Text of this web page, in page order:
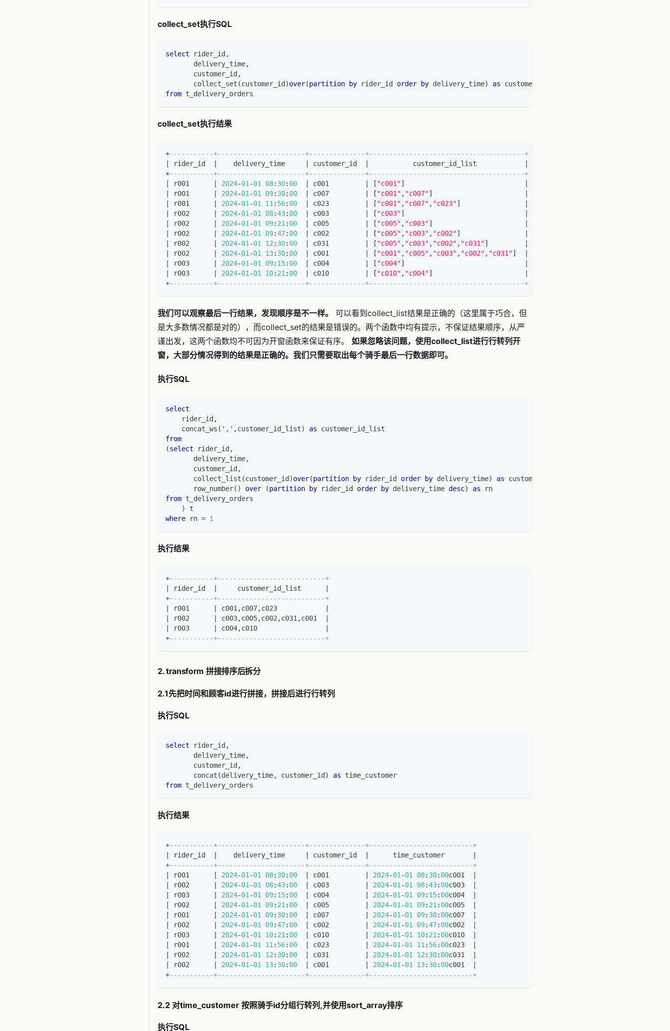
collect_set执行SQL
select rider_id ,
       delivery_time
,
       customer_id
,
       collect_set
(customer_id )over(partition by rider_id order by delivery_time) as customer_id_list
from t_delivery_orders
collect_set执行结果
+-----------+----------------------+--------------+---------------------------------------+
rider_id
    delivery_time
customer_id
           customer_id_list
+-----------+----------------------+--------------+---------------------------------------+
r001 2024-01 -01 08: 30: 00 c001 [ "c001"]
r001 2024-01 -01 09: 30: 00 c007 [ "c001" , "c007"]
r001 2024-01 -01 11 : 56: 00 c023 [ "c001" , "c007" , "c023"]
r002 2024-01 -01 08:43: 00 c003 [ "c003"]
r002 2024-01 -01 09: 21 : 00 c005 [ "c005" , "c003"]
r002 2024-01 -01 09:47: 00 c002 [ "c005" , "c003" , "c002"]
r002 2024-01 -01 12 : 30: 00 c031 [ "c005" , "c003" , "c002" , "c031"]
r002 2024-01 -01 13: 30: 00 c001 [ "c001" , "c005" , "c003" , "c002" , "c031"]
r003 2024-01 -01 09: 15: 00 c004 [ "c004"]
r003 2024-01 -01 10: 21 : 00 c010 [ "c010" , "c004"]
+-----------+----------------------+--------------+---------------------------------------+
我们可以观察最后一行结果，发现顺序是不一样。
可以看到collect_list结果是正确的（这里属于巧合，但
是大多数情况都是对的），而collect_set的结果是错误的。两个函数中均有提示，不保证结果顺序，从严
谨出发，这两个函数均不可因为开窗函数来保证有序。 如果忽略该问题，使用collect_list进行行转列开
窗，大部分情况得到的结果是正确的。我们只需要取出每个骑手最后一行数据即可。
执行SQL
select
    rider_id
,
    concat_ws
( ',' ,customer_id_list) as customer_id_list
from
(select rider_id ,
       delivery_time
,
       customer_id
,
       collect_list
(customer_id )over(partition by rider_id order by delivery_time) as customer_id_list
       row_number
( ) over (partition by rider_id order by delivery_time desc) as rn
from t_delivery_orders
)
t
where rn = 1
执行结果
+-----------+---------------------------+
rider_id
     customer_id_list
+-----------+---------------------------+
r001 c001 ,c007,c023
r002 c003,c005,c002 ,c031 ,c001
r003 c004,c010
+-----------+---------------------------+
2. transform 拼接排序后拆分
2.1先把时间和顾客id进行拼接，拼接后进行行转列
执行SQL
select rider_id ,
       delivery_time
,
       customer_id
,
       concat
(delivery_time, customer_id ) as time_customer
from t_delivery_orders
执行结果
+-----------+----------------------+--------------+--------------------------+
rider_id
    delivery_time
customer_id
      time_customer
+-----------+----------------------+--------------+--------------------------+
r001 2024-01 -01 08: 30: 00 c001 2024-01 -01 08: 30: 00c001
r002 2024-01 -01 08:43: 00 c003 2024-01 -01 08:43: 00c003
r003 2024-01 -01 09: 15: 00 c004 2024-01 -01 09: 15: 00c004
r002 2024-01 -01 09: 21 : 00 c005 2024-01 -01 09: 21 : 00c005
r001 2024-01 -01 09: 30: 00 c007 2024-01 -01 09: 30: 00c007
r002 2024-01 -01 09:47: 00 c002 2024-01 -01 09:47: 00c002
r003 2024-01 -01 10: 21 : 00 c010 2024-01 -01 10: 21 : 00c010
r001 2024-01 -01 11 : 56: 00 c023 2024-01 -01 11 : 56: 00c023
r002 2024-01 -01 12 : 30: 00 c031 2024-01 -01 12 : 30: 00c031
r002 2024-01 -01 13: 30: 00 c001 2024-01 -01 13: 30: 00c001
+-----------+----------------------+--------------+--------------------------+
2.2 对time_customer 按照骑手id分组行转列,并使用sort_array排序
执行SQL